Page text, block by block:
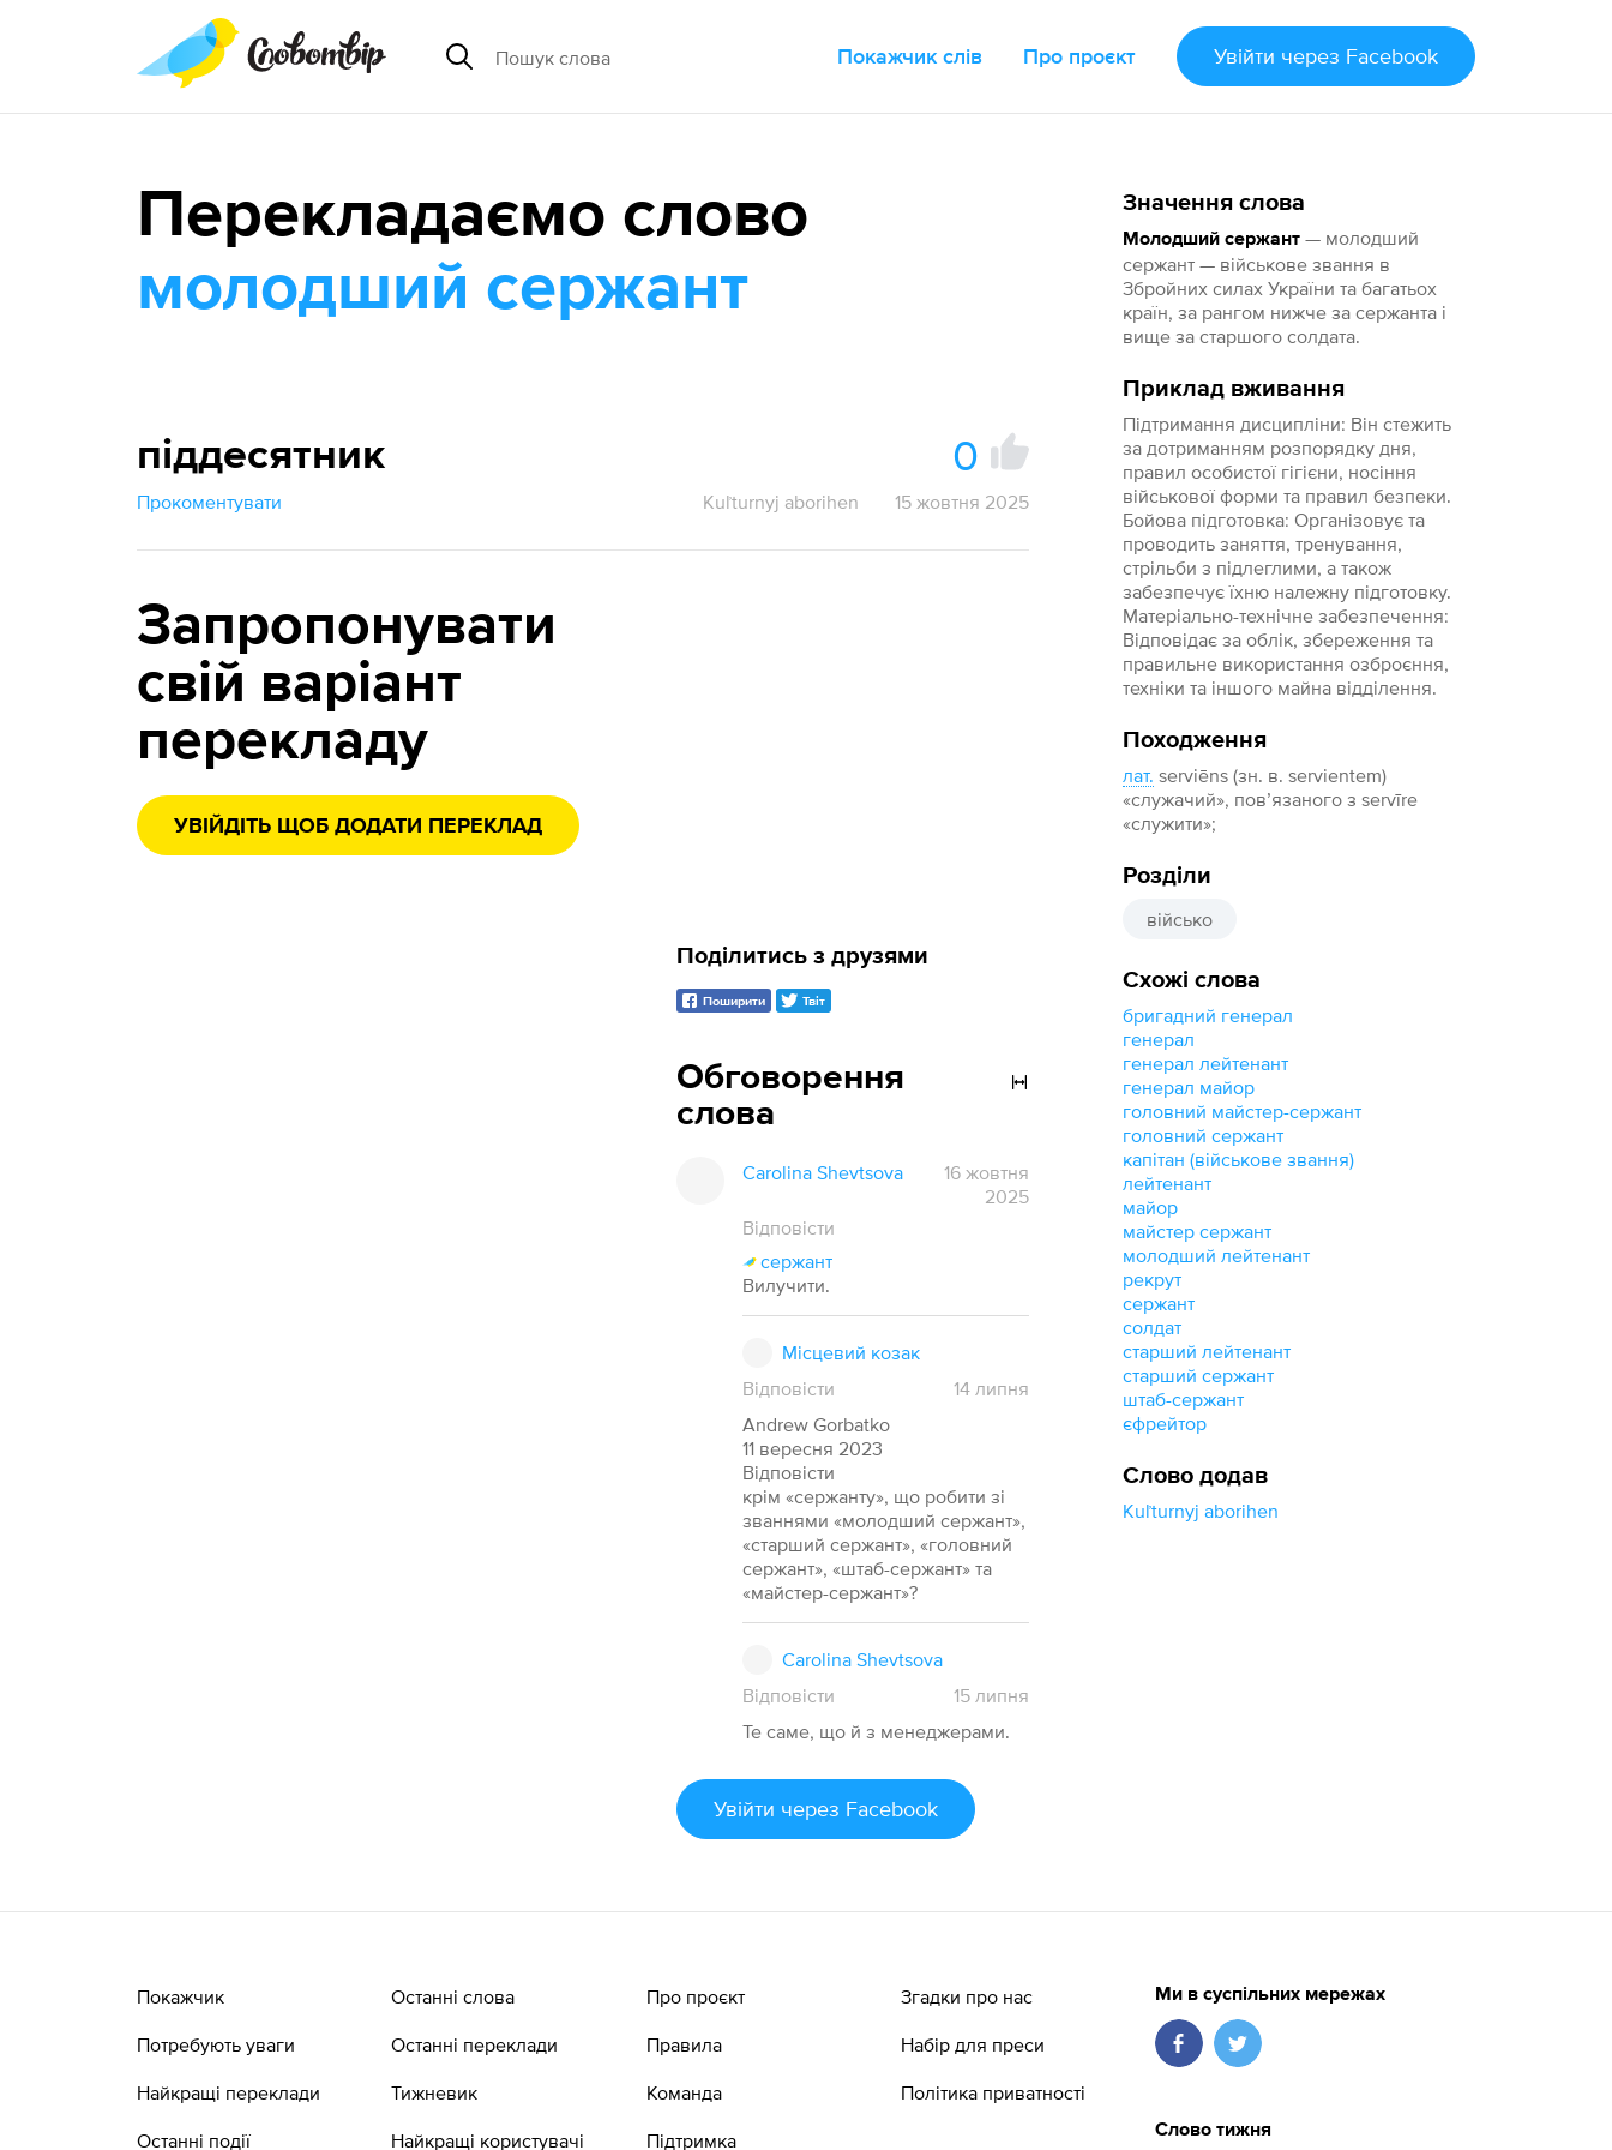
Покажчик слів Про проєкт Увійти через Facebook
Значення слова
Молодший сержант — молодший
сержант — військове звання в
Збройних силах України та багатьох
країн, за рангом нижче за сержанта і
вище за старшого солдата.
Приклад вживання
Підтримання дисципліни: Він стежить
за дотриманням розпорядку дня,
правил особистої гігієни, носіння
військової форми та правил безпеки.
Бойова підготовка: Організовує та
проводить заняття, тренування,
стрільби з підлеглими, а також
забезпечує їхню належну підготовку.
Матеріально-технічне забезпечення:
Відповідає за облік, збереження та
правильне використання озброєння,
техніки та іншого майна відділення.
Походження
лат. serviēns (зн. в. servientem)
«служачий», пов’язаного з servīre
«служити»;
Розділи
військо
Схожі слова
бригадний генерал
генерал
генерал лейтенант
генерал майор
головний майстер-сержант
головний сержант
капітан (військове звання)
лейтенант
майор
майстер сержант
молодший лейтенант
рекрут
сержант
солдат
старший лейтенант
старший сержант
штаб-сержант
єфрейтор
Слово додав
Kuľturnyj aborihen
Перекладаємо слово
молодший сержант
піддесятник 0
Прокоментувати Kuľturnyj aborihen 15 жовтня 2025
Запропонувати
свій варіант
перекладу
УВІЙДІТЬ ЩОБ ДОДАТИ ПЕРЕКЛАД
Обговорення
слова
Carolina Shevtsova
16 жовтня
2025
Відповісти
сержант
Вилучити.
Місцевий козак
Відповісти
14 липня
Andrew Gorbatko
11 вересня 2023
Відповісти
крім «сержанту», що робити зі
званнями «молодший сержант»,
«старший сержант», «головний
сержант», «штаб-сержант» та
«майстер-сержант»?
Carolina Shevtsova
Відповісти
15 липня
Те саме, що й з менеджерами.
Увійти через Facebook
Поділитись з друзями
Поширити Твіт
Покажчик
Потребують уваги
Найкращі переклади
Останні події
Останні слова
Останні переклади
Тижневик
Найкращі користувачі
Про проєкт
Правила
Команда
Підтримка
Згадки про нас
Набір для преси
Політика приватності
Ми в суспільних мережах
Слово тижня